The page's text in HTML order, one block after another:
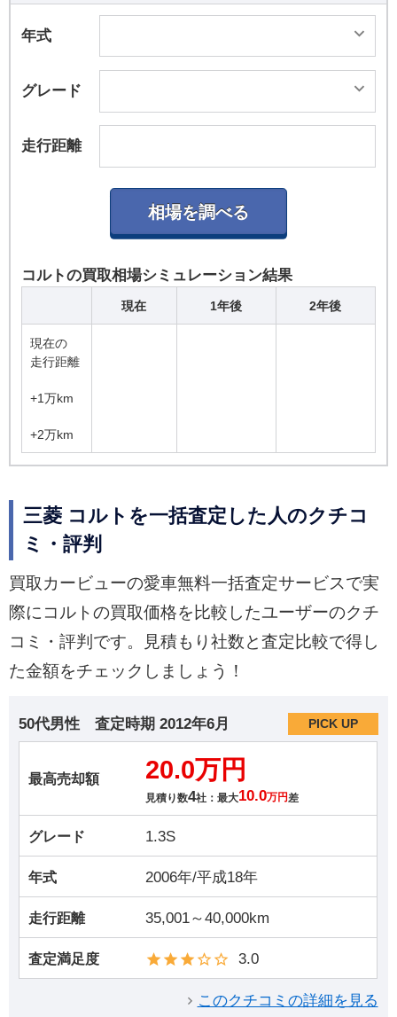
年式
グレード
走行距離
コルトの買取相場シミュレーション結果
現在 1年後 2年後
現在の
走行距離
+1万km
+2万km
三菱 コルトを一括査定した人のクチコ
ミ・評判
買取カービューの愛車無料一括査定サービスで実
際にコルトの買取価格を比較したユーザーのクチ
コミ・評判です。見積もり社数と査定比較で得し
た金額をチェックしましょう！
50代男性 査定時期 2012年6月 PICK UP
最高売却額 20.0万円
見積り数4社：最大10.0万円 差
グレード 1.3S
年式 2006年/平成18年
走行距離 35,001～40,000km
査定満足度 3.0
このクチコミの詳細を見る